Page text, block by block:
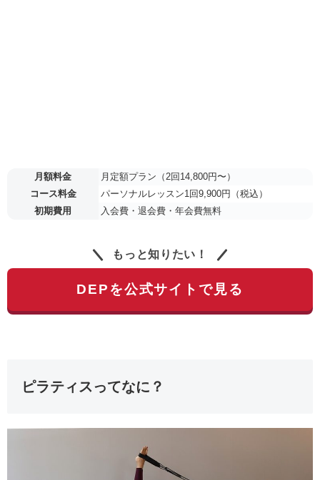
月額料金
月定額プラン（2回14,800円〜）
コース料金
パーソナルレッスン1回9,900円（税込）
初期費用
入会費・退会費・年会費無料
もっと知りたい！
DEPを公式サイトで見る
ピラティスってなに？